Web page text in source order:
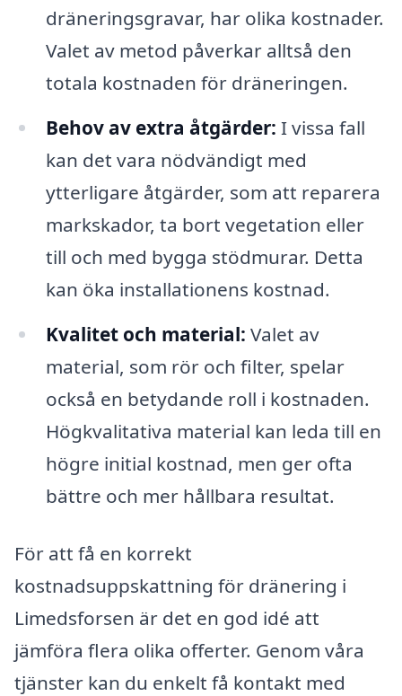
dräneringsgravar, har olika kostnader.
Valet av metod påverkar alltså den
totala kostnaden för dräneringen.
Behov av extra åtgärder: I vissa fall
kan det vara nödvändigt med
ytterligare åtgärder, som att reparera
markskador, ta bort vegetation eller
till och med bygga stödmurar. Detta
kan öka installationens kostnad.
Kvalitet och material: Valet av
material, som rör och filter, spelar
också en betydande roll i kostnaden.
Högkvalitativa material kan leda till en
högre initial kostnad, men ger ofta
bättre och mer hållbara resultat.
För att få en korrekt
kostnadsuppskattning för dränering i
Limedsforsen är det en god idé att
jämföra flera olika offerter. Genom våra
tjänster kan du enkelt få kontakt med